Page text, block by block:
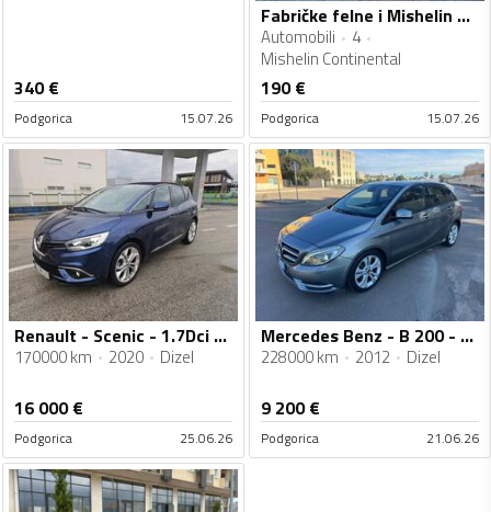
340€
Podgorica 15.07.26
Fabričke felne i Mishelin Continental gume
Automobili
4
Mishelin Continental
190€
Podgorica 15.07.26
Renault - Scenic - 1.7Dci Automatik
170000 km 2020 Dizel
16 000€
Podgorica 25.06.26
Mercedes Benz - B 200 - Cdi Automatik Premium
228000 km 2012 Dizel
9 200€
Podgorica 21.06.26